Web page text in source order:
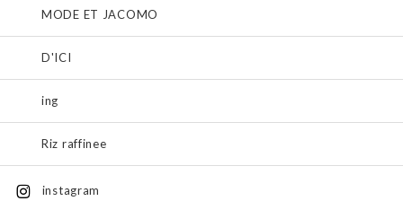
MODE ET JACOMO
D'ICI
ing
Riz raffinee
instagram